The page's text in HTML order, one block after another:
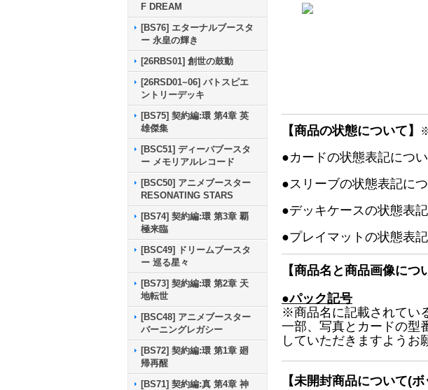
F DREAM
[BS76] エターナルブースタ
ー 永皇の輝き
[26RBS01] 創世の鼓動
[26RSD01~06] バトスピエ
ントリーデッキ
[BS75] 契約編:環 第4章 英
雄傑集
[BSC51] ディーバブースタ
ー メモリアルレコード
[BSC50] アニメブースター
RESONATING STARS
[BS74] 契約編:環 第3章 覇
極来臨
[BSC49] ドリームブースタ
ー 巡る星々
[BS73] 契約編:環 第2章 天
地転世
[BSC48] アニメブースター
バーニングレガシー
[BS72] 契約編:環 第1章 廻
帰再醒
[BS71] 契約編:真 第4章 神
【商品の状態について】
●カードの状態表記につ
●スリーブの状態表記に
●デッキケースの状態表
●プレイマットの状態表
【商品名と商品画像につ
●パック記号
※商品名に記載されてい
一部、写真とカードの型
していただきますようお
【未開封商品について(